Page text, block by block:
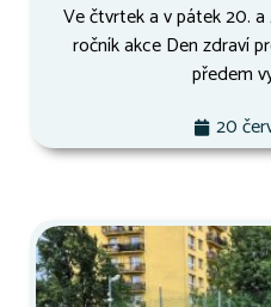
Ve čtvrtek a v pátek 20. a
ročník akce Den zdraví
předem
20